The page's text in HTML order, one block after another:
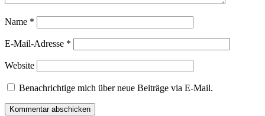
Name *
E-Mail-Adresse *
Website
Benachrichtige mich über neue Beiträge via E-Mail.